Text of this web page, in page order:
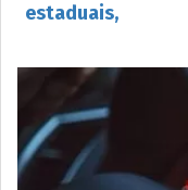
estaduais,